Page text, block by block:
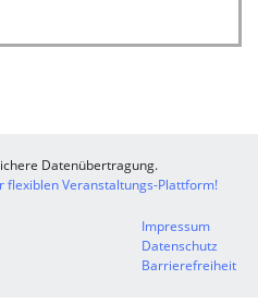
Datenübertragung.
flexiblen Veranstaltungs-Plattform!
Impressum
Datenschutz
Barrierefreiheit